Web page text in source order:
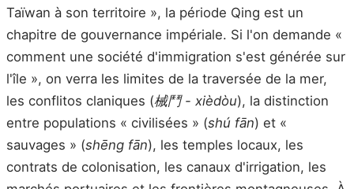
Taïwan à son territoire », la période Qing est un
chapitre de gouvernance impériale. Si l'on demande «
comment une société d'immigration s'est générée sur
l'île », on verra les limites de la traversée de la mer,
les conflitos claniques (械鬥 - xièdòu), la distinction
entre populations « civilisées » (shú fān) et «
sauvages » (shēng fān), les temples locaux, les
contrats de colonisation, les canaux d'irrigation, les